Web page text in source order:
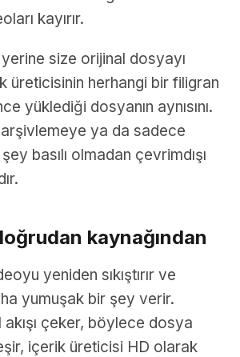
kayırır.
size orijinal dosyayı
üreticisinin herhangi bir filigran
yüklediği dosyanın aynısını.
ya da sadece
basılı olmadan çevrimdışı
kaynağından
yeniden sıkıştırır ve
yumuşak bir şey verir.
çeker, böylece dosya
içerik üreticisi HD olarak